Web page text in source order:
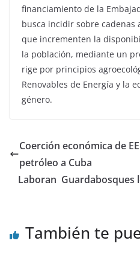
financiamiento de la
busca incidir sobre cadenas
que incrementen la
la población, mediante un
rige por principios
Renovables de Energía y la
género.
Coerción económica de
petróleo a Cuba
Laboran Guardabosques
También te